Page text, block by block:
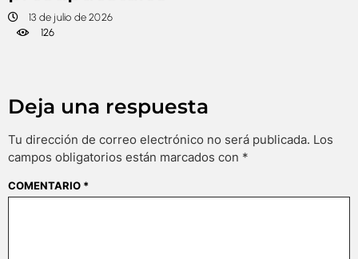
13 de julio de 2026
126
Deja una respuesta
Tu dirección de correo electrónico no será publicada. Los
campos obligatorios están marcados con *
COMENTARIO *